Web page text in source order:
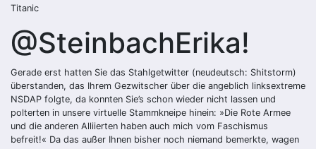
Titanic
@SteinbachErika!
Gerade erst hatten Sie das Stahlgetwitter (neudeutsch: Shitstorm)
überstanden, das Ihrem Gezwitscher über die angeblich linksextreme
NSDAP folgte, da konnten Sie’s schon wieder nicht lassen und
polterten in unsere virtuelle Stammkneipe hinein: »Die Rote Armee
und die anderen Alliierten haben auch mich vom Faschismus
befreit!« Da das außer Ihnen bisher noch niemand bemerkte, wagen